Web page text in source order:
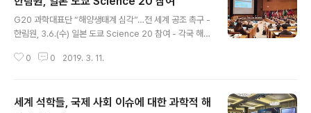
G20 과학대표단 “해양생태계 심각”…전 세계 공조 촉구 -
한림원, 3.6.(수) 일본 도쿄 Science 20 참여 - 각국 해양
안 논의 우리 한림원 대표단은 지난 3월 6일(수) 일본 도쿄
과학기술 학술기관인 ‘일본학술회의(Science of Counc
0 0 2019. 3. 11.
세계 석학들, 국제 사회 이슈에 대한 과학적 해